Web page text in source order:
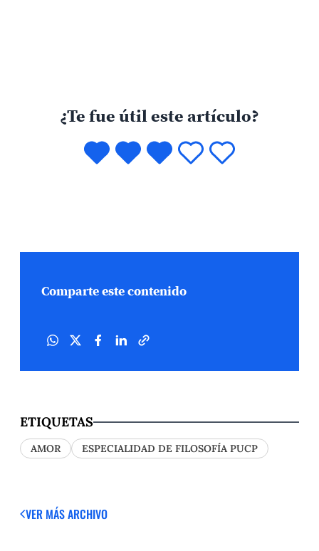
¿Te fue útil este artículo?
Comparte este contenido
ETIQUETAS
AMOR ESPECIALIDAD DE FILOSOFÍA PUCP
VER MÁSARCHIVO